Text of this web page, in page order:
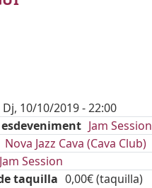
Dj, 10/10/2019 - 22:00
Jam Session
Nova Jazz Cava (Cava Club)
Jam Session
taquilla 0,00€ (taquilla)